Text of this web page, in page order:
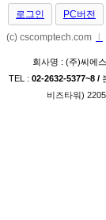
로그인 PC버전
(c) cscomptech.com
회사명 : (주)씨에
TEL : 02-2632-5377~8 /
비즈타워)